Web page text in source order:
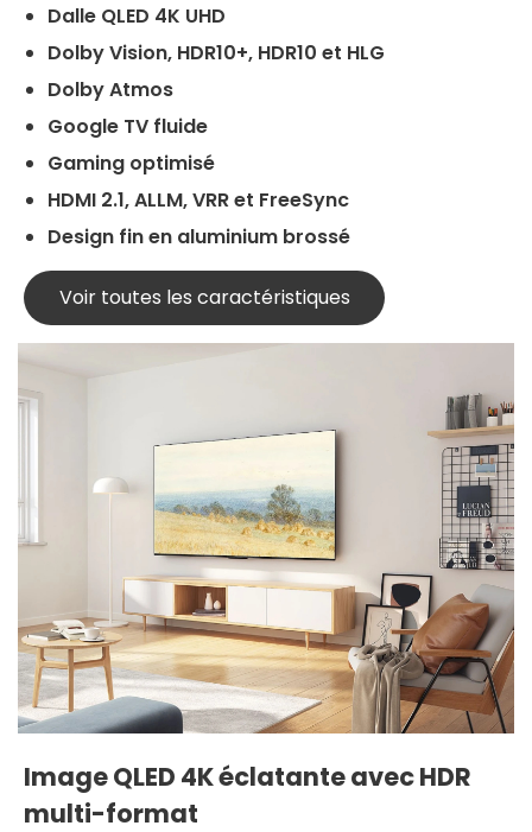
Dalle QLED 4K UHD
Dolby Vision, HDR10+, HDR10 et HLG
Dolby Atmos
Google TV fluide
Gaming optimisé
HDMI 2.1, ALLM, VRR et FreeSync
Design fin en aluminium brossé
Voir toutes les caractéristiques
Image QLED 4K éclatante avec HDR
multi-format